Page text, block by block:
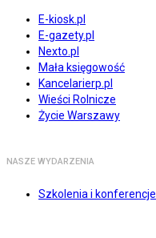
E-kiosk.pl
E-gazety.pl
Nexto.pl
Mała księgowość
Kancelarierp.pl
Wieści Rolnicze
Życie Warszawy
NASZE WYDARZENIA
Szkolenia i konferencje